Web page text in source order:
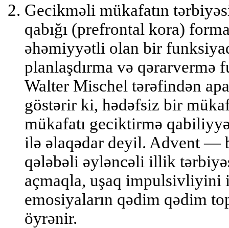
Gecikməli mükafatın
qabığı (prefrontal kora)
əhəmiyyətli olan bir
planlaşdırma və qərarvermə
Walter Mischel tərəfindən
göstərir ki, hədəfsiz bir
mükafatı geciktirmə
ilə əlaqədar deyil. Advent —
qələbəli əyləncəli illik
açmaqla, uşaq impulsivliyini
emosiyaların qədim qədim
öyrənir.